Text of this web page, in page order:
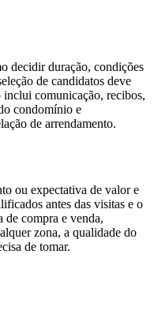
decidir duração, condições
de candidatos deve
inclui comunicação, recibos,
condomínio e
de arrendamento.
ou expectativa de valor e
antes das visitas e o
de compra e venda,
zona, a qualidade do
de tomar.